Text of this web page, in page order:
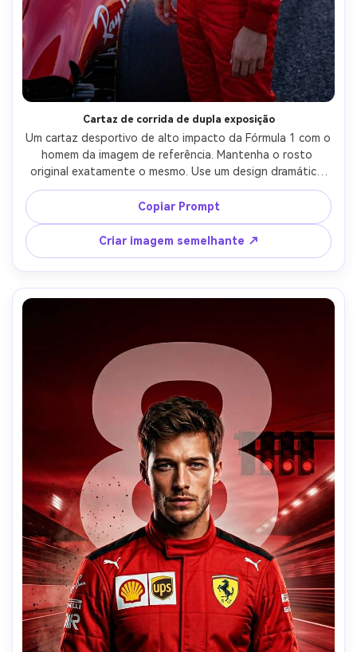
Cartaz de corrida de dupla exposição
Um cartaz desportivo de alto impacto da Fórmula 1 com o
homem da imagem de referência. Mantenha o rosto
original exatamente o mesmo. Use um design dramático
de dupla exposição: à esquerda um retrato de close-up
sem capacete, à direita o mesmo piloto usando um
capacete de corrida Ferrari com viseira para baixo. Na
parte inferior, um carro Ferrari de Fórmula 1 atravessa a
pista de corrida, deixando trilhos de fumaça e
movimento. Um fundo de corrida vermelho ousado com
grandes números de corrida atrás do personagem.
Copiar Prompt
Criar imagem semelhante ↗